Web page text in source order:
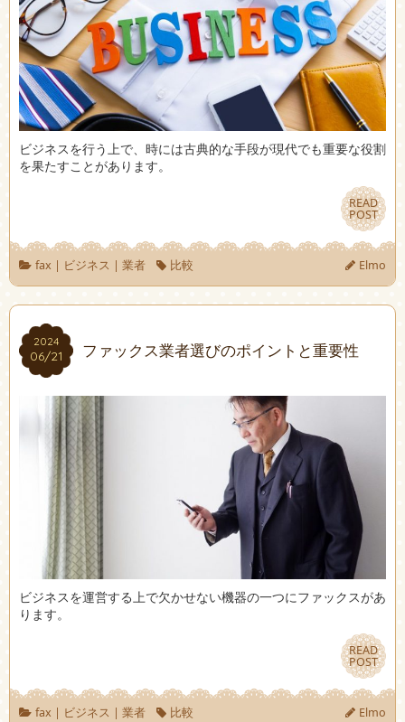
ビジネスを行う上で、時には古典的な手段が現代でも重要な役割
を果たすことがあります。
READ
POST
READ
POST
fax | ビジネス | 業者 比較 Elmo
2024
06/21
2024
06/21 ファックス業者選びのポイントと重要性
ビジネスを運営する上で欠かせない機器の一つにファックスがあ
ります。
READ
POST
READ
POST
fax | ビジネス | 業者 比較 Elmo